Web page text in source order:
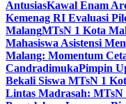
AntusiasKawal Enam
Kemenag RI Evaluasi
MalangMTsN 1 Kota
Mahasiswa Asistensi
Malang: Momentum
CandradimukaPimpin
Bekali Siswa MTsN 1
Lintas Madrasah: